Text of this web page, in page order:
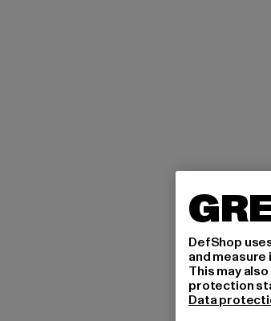
DefShop
and
This may
protection
Data